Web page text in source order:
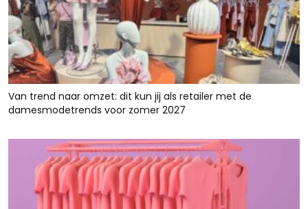
Van trend naar omzet: dit kun jij als retailer met de
damesmodetrends voor zomer 2027